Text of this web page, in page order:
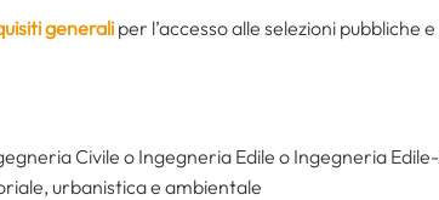
generaliper l’accesso alle selezioni pubbliche
Civile o Ingegneria Edile o Ingegneria
urbanistica e ambientale